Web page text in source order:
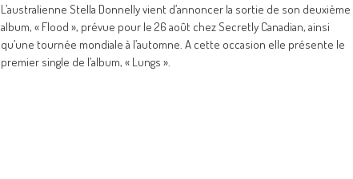
L’australienne Stella Donnelly vient d’annoncer la sortie de son deuxième
album, « Flood », prévue pour le 26 août chez Secretly Canadian, ainsi
qu’une tournée mondiale à l’automne. A cette occasion elle présente le
premier single de l’album, « Lungs ».